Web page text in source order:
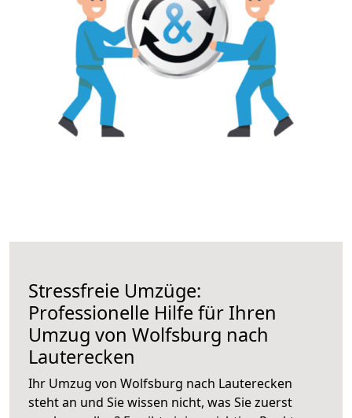
Stressfreie Umzüge:
Professionelle Hilfe für Ihren
Umzug von Wolfsburg nach
Lauterecken
Ihr Umzug von Wolfsburg nach Lauterecken
steht an und Sie wissen nicht, was Sie zuerst